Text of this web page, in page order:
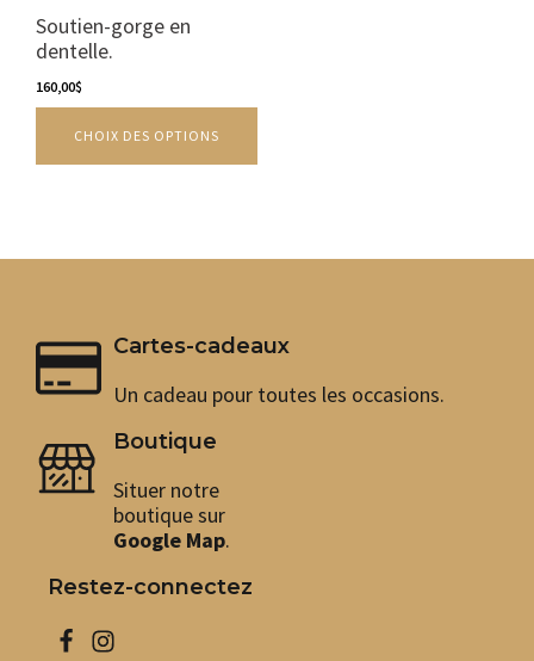
Soutien-gorge en
dentelle.
160,00$
CHOIX DES OPTIONS
variations.
Les
options
peuvent
être
choisies
sur
produit
Cartes-cadeaux
Un cadeau pour toutes les occasions.
Boutique
Situer notre
boutique sur
Google Map.
Restez-connectez